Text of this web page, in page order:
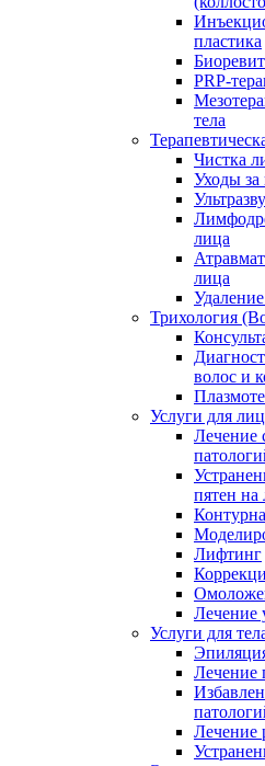
пластика
PRP-
тела
Чистка
Уходы за
лица
лица
Трихология
волос и
Услуги для
Лечение
пятен на
Лифтинг
Лечение
Услуги для
Лечение
Лечение